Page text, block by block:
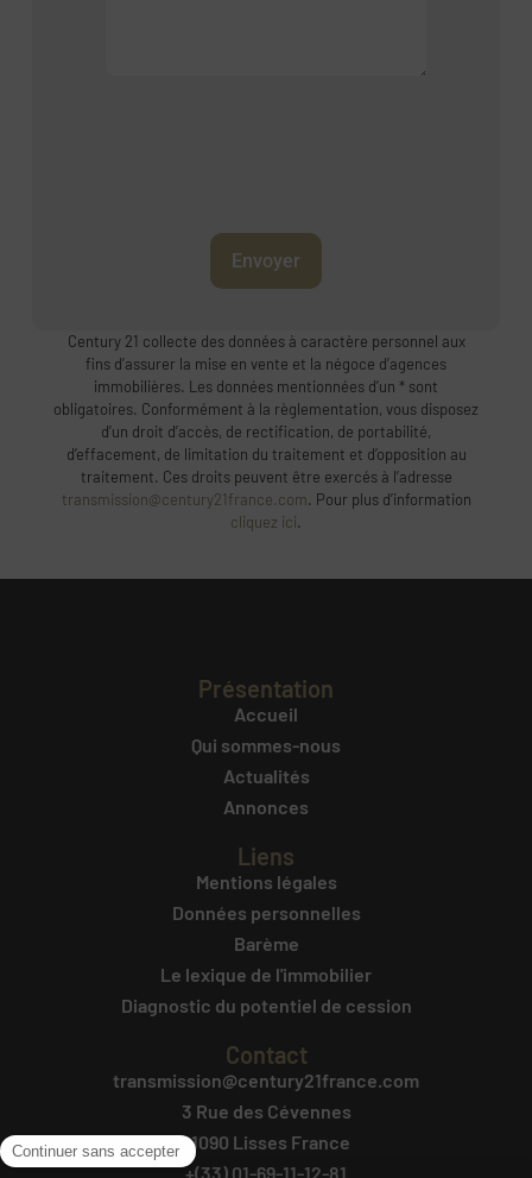
Envoyer
Century 21 collecte des données à caractère personnel aux
fins d’assurer la mise en vente et la négoce d’agences
immobilières. Les données mentionnées d’un * sont
obligatoires. Conformément à la règlementation, vous disposez
d’un droit d’accès, de rectification, de portabilité,
d’effacement, de limitation du traitement et d’opposition au
traitement. Ces droits peuvent être exercés à l’adresse
transmission@century21france.com. Pour plus d’information
cliquez ici.
Présentation
Accueil
Qui sommes-nous
Actualités
Annonces
Liens
Mentions légales
Données personnelles
Barème
Le lexique de l'immobilier
Diagnostic du potentiel de cession
Contact
transmission@century21france.com
3 Rue des Cévennes
91090 Lisses France
+(33) 01-69-11-12-81